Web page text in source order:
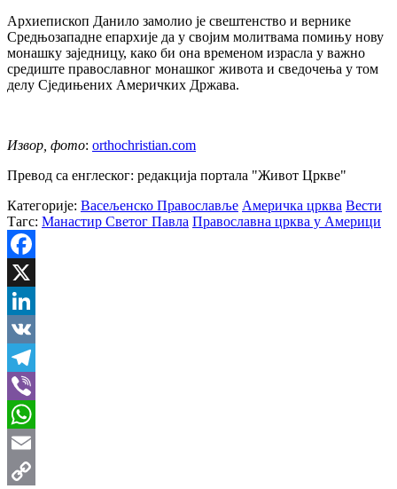
Архиепископ Данило замолио је свештенство и вернике
Средњозападне епархије да у својим молитвама помињу нову
монашку заједницу, како би она временом израсла у важно
средиште православног монашког живота и сведочења у том
делу Сједињених Америчких Држава.
Извор, фото: orthochristian.com
Превод са енглеског: редакција портала "Живот Цркве"
Категорије: Васељенско Православље Америчка црква Вести
Тагс: Манастир Светог Павла Православна црква у Америци
Facebook
X
LinkedIn
VK
Telegram
Viber
WhatsApp
Email